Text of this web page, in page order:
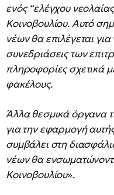
ενός “ελέγχου
Κοινοβουλίου. Αυτό
νέων θα επιλέγεται
συνεδριάσεις των
πληροφορίες σχετικά
φακέλους.
Άλλα θεσμικά όργανα
για την εφαρμογή
συμβάλει στη
νέων θα
Κοινοβουλίου».